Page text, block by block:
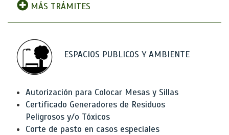
MÁS TRÁMITES
ESPACIOS PUBLICOS Y AMBIENTE
Autorización para Colocar Mesas y Sillas
Certificado Generadores de Residuos
Peligrosos y/o Tóxicos
Corte de pasto en casos especiales